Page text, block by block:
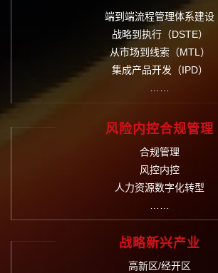
端到端流程管理体系建设
战略到执行（DSTE）
从市场到线索（MTL）
集成产品开发（IPD）
风险内控合规管理
合规管理
风控内控
人力资源数字化转型
战略新兴产业
高新区/经开区